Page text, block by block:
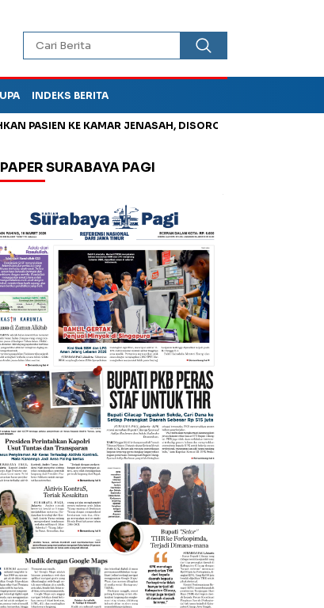
INDEKS BERITA
PASIEN KE KAMAR JENASAH, DISOROT
SURABAYA PAGI